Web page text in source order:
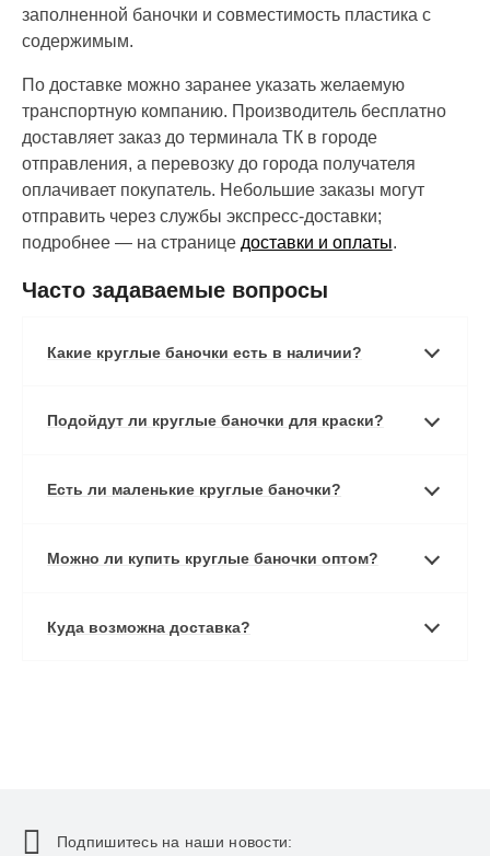
заполненной баночки и совместимость пластика с
содержимым.
По доставке можно заранее указать желаемую
транспортную компанию. Производитель бесплатно
доставляет заказ до терминала ТК в городе
отправления, а перевозку до города получателя
оплачивает покупатель. Небольшие заказы могут
отправить через службы экспресс-доставки;
подробнее — на странице доставки и оплаты.
Часто задаваемые вопросы
Какие круглые баночки есть в наличии?
Подойдут ли круглые баночки для краски?
Есть ли маленькие круглые баночки?
Можно ли купить круглые баночки оптом?
Куда возможна доставка?
Подпишитесь на наши новости: